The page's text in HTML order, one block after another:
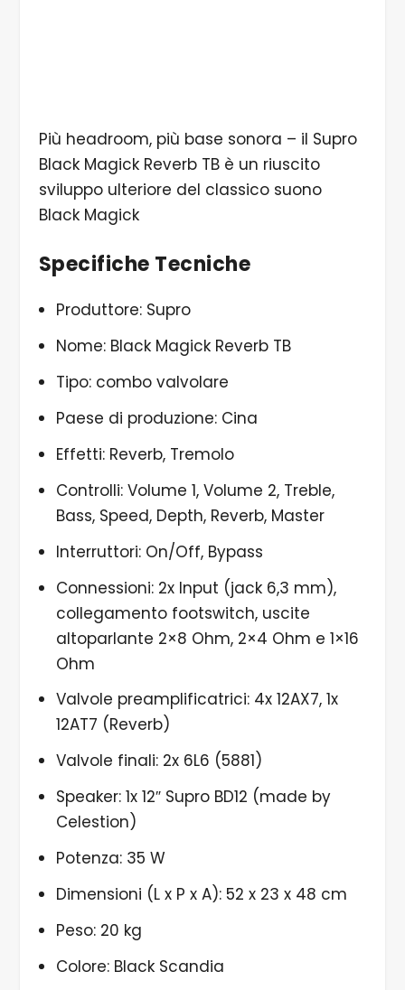
Più headroom, più base sonora – il Supro
Black Magick Reverb TB è un riuscito
sviluppo ulteriore del classico suono
Black Magick
Specifiche Tecniche
Produttore: Supro
Nome: Black Magick Reverb TB
Tipo: combo valvolare
Paese di produzione: Cina
Effetti: Reverb, Tremolo
Controlli: Volume 1, Volume 2, Treble,
Bass, Speed, Depth, Reverb, Master
Interruttori: On/Off, Bypass
Connessioni: 2x Input (jack 6,3 mm),
collegamento footswitch, uscite
altoparlante 2×8 Ohm, 2×4 Ohm e 1×16
Ohm
Valvole preamplificatrici: 4x 12AX7, 1x
12AT7 (Reverb)
Valvole finali: 2x 6L6 (5881)
Speaker: 1x 12″ Supro BD12 (made by
Celestion)
Potenza: 35 W
Dimensioni (L x P x A): 52 x 23 x 48 cm
Peso: 20 kg
Colore: Black Scandia